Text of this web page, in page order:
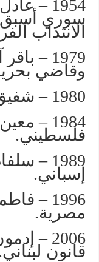
1954 –
سوري
الانتداب
1979 –
وقاضي
1980 – شفيق جبري، شاعر سوري.
1984 –
فلسطيني.
1989 –
إسباني.
1996 –
مصرية.
2006 –
قانون